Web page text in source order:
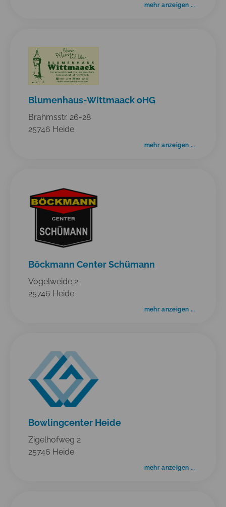
mehr anzeigen ...
Blumenhaus-Wittmaack oHG
Brahmsstr. 26-28
25746 Heide
mehr anzeigen ...
Böckmann Center Schümann
Vogelweide 2
25746 Heide
mehr anzeigen ...
Bowlingcenter Heide
Zigelhofweg 2
25746 Heide
mehr anzeigen ...